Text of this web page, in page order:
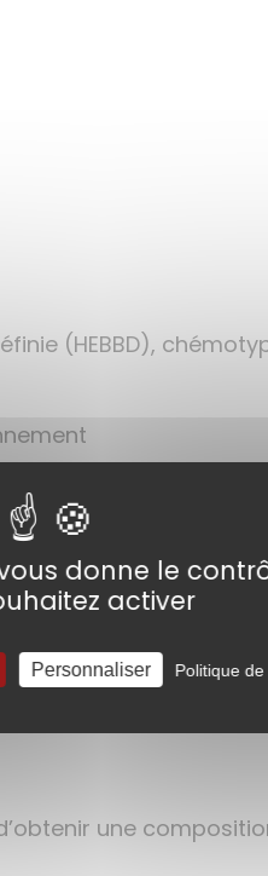
(HEBBD),
le commerce
une
donne le
activer
Personnaliser Politique